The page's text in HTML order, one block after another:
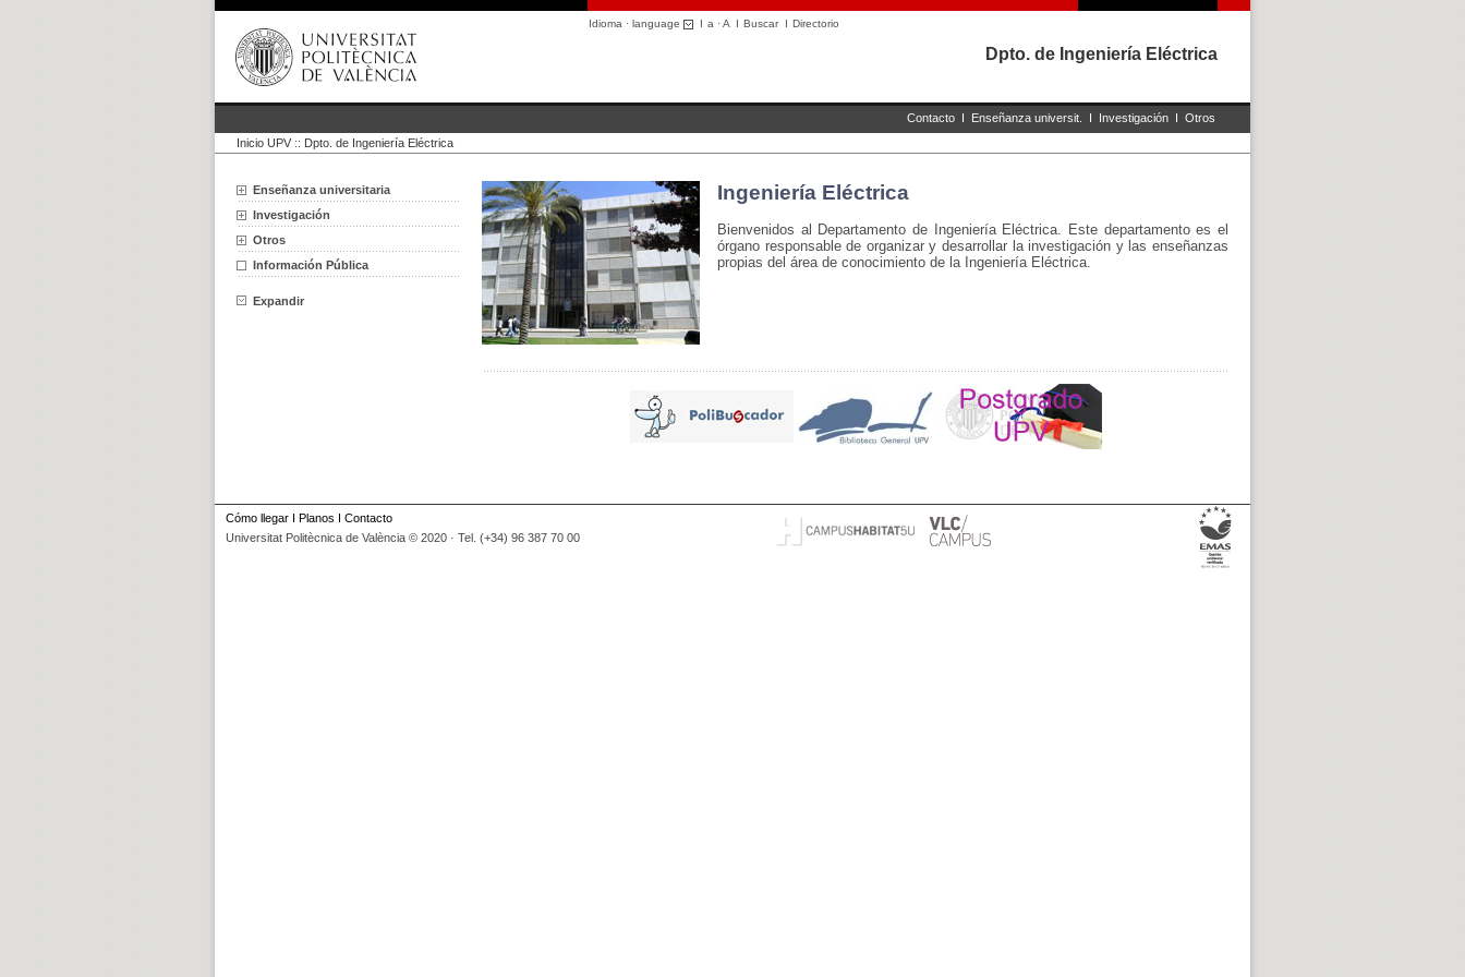
Idioma · language I a ·A I BuscarI Directorio
Dpto. de Ingeniería Eléctrica
Contacto I Enseñanza universit. I Investigación I Otros
Inicio UPV :: Dpto. de Ingeniería Eléctrica
Enseñanza universitaria
Investigación
Otros
Información Pública
Expandir
Ingeniería Eléctrica
Bienvenidos al Departamento de Ingeniería Eléctrica. Este departamento es el
órgano responsable de organizar y desarrollar la investigación y las enseñanzas
propias del área de conocimiento de la Ingeniería Eléctrica.
Cómo llegar I Planos I Contacto
Universitat Politècnica de València © 2020 · Tel. (+34) 96 387 70 00